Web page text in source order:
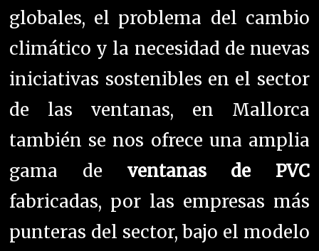
globales, el problema del cambio
climático y la necesidad de nuevas
iniciativas sostenibles en el sector
de las ventanas, en Mallorca
también se nos ofrece una amplia
gama de ventanas de PVC
fabricadas, por las empresas más
punteras del sector, bajo el modelo